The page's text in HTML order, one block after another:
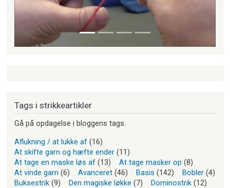
Tags i strikkeartikler
Gå på opdagelse i bloggens tags.
Aflukning / at lukke af (16)
At skifte garn og hæfte ender (11)
At tage en maske løs af (13) At tage masker op (8)
At vinde garn (6) Avanceret (46) Basis (142) Bobler (4)
Buksestrik (9) Den magiske løkke (7) Dominostrik (12)